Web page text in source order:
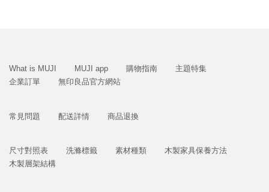
What is MUJI MUJI app 購物指南
主題特集
企業訂單
無印良品官方網站
常見問題 配送詳情 商品退換
尺寸對照表 洗滌標籤 素材種類
木製家具保養方法
木製層架結構